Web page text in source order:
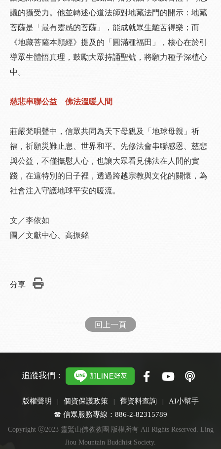
議的攝受力。他並轉述心道法師對地藏法門的開示：地藏
菩薩是「最有靈感的菩薩」，能成就眾生離苦得樂；而
《地藏菩薩本願經》提及的「圓滿種福田」，核心在於引
導眾生體悟真理，鼓勵大眾持誦聖號，將願力種子深植心
中。
慈悲串聯公益 佛法溫暖人間
莊嚴梵唄聲中，信眾共同為天下母親及「地球母親」祈
福，祈願災難止息、世界和平。先修法會串聯感恩、慈悲
與公益，不僅撫慰人心，也讓大眾看見佛法在人間的實
踐，在這特別的日子裡，透過跨越宗教與文化的關懷，為
社會注入守護地球平安的暖流。
文／李依如
圖／文獻中心、高振銘
分享
回上一頁
追蹤我們：
版權聲明 個資保護政策 舊資料查詢
AI小幫手
☎ 信眾服務專線：886-2-82315789
Copyright ⓒ2023 靈鷲山佛教教團 版權所有 All Rights Reserved. Ling
Jiou Mountain Buddhist Society.